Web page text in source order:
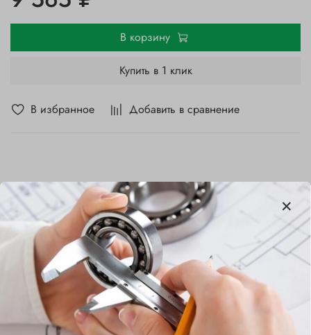
В избранное Добавить в сравнение
В корзину
Купить в 1 клик
Характеристики
Бренд
Внутренний диаметр d, мм
90